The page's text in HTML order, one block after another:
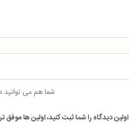
شما هم می
اولین دیدگاه را شما ثبت کنید، اولین ها موفق